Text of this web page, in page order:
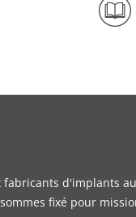
d'implants
fixé pour